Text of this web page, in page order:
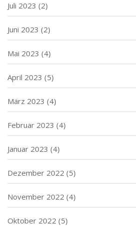
Juli 2023 (2)
Juni 2023 (2)
Mai 2023 (4)
April 2023 (5)
März 2023 (4)
Februar 2023 (4)
Januar 2023 (4)
Dezember 2022 (5)
November 2022 (4)
Oktober 2022 (5)